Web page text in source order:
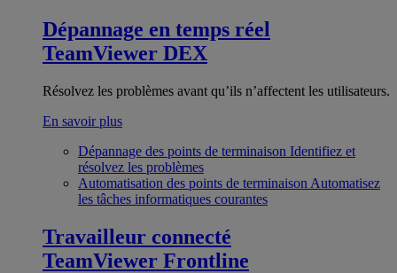
Dépannage en temps réel
TeamViewer DEX
Résolvez les problèmes avant qu’ils n’affectent les utilisateurs.
En savoir plus
Dépannage des points de terminaison Identifiez et
résolvez les problèmes
Automatisation des points de terminaison Automatisez
les tâches informatiques courantes
Travailleur connecté
TeamViewer Frontline